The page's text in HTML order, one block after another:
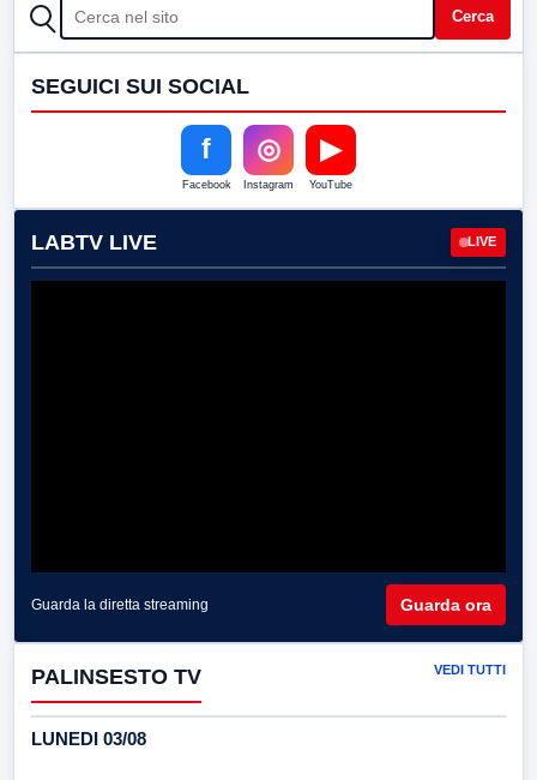
CERCA Cerca
SEGUICI SUI SOCIAL
f
Facebook
◎
Instagram
▶
YouTube
LABTV LIVE LIVE
Guarda la diretta streaming Guarda ora
PALINSESTO TV VEDI TUTTI
LUNEDI 03/08